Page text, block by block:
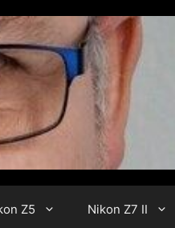
Z5 Nikon Z7 II